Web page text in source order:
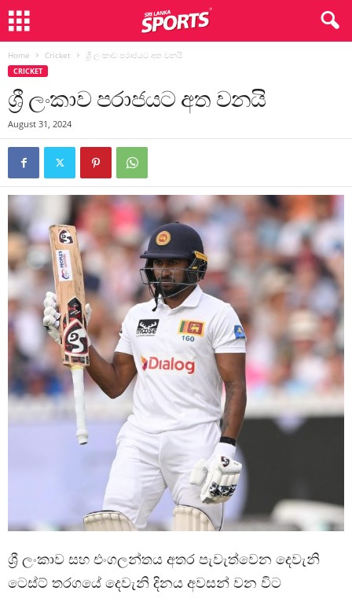
Home Cricket ශ්‍රී ලංකාව පරාජයට අත වනයි
CRICKET
ශ්‍රී ලංකාව පරාජයට අත වනයි
August 31, 2024
ශ්‍රී ලංකාව සහ එංගලන්තය අතර පැවැත්වෙන දෙවැනි
ටෙස්ට් තරගයේ දෙවැනි දිනය අවසන් වන විට